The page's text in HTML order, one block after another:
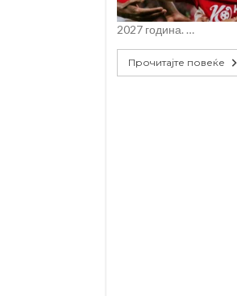
2027 година. …
Прочитајте повеќе